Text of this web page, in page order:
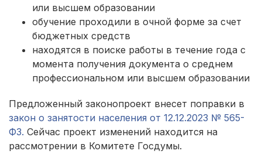
или высшем образовании
обучение проходили в очной форме за счет
бюджетных средств
находятся в поиске работы в течение года с
момента получения документа о среднем
профессиональном или высшем образовании
Предложенный законопроект внесет поправки в
закон о занятости населения от 12.12.2023 № 565-
ФЗ. Сейчас проект изменений находится на
рассмотрении в Комитете Госдумы.